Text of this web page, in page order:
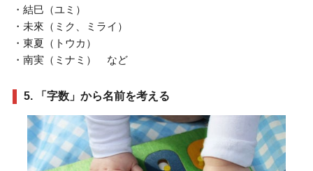
・結巳（ユミ）
・未來（ミク、ミライ）
・東夏（トウカ）
・南実（ミナミ） など
5. 「字数」から名前を考える